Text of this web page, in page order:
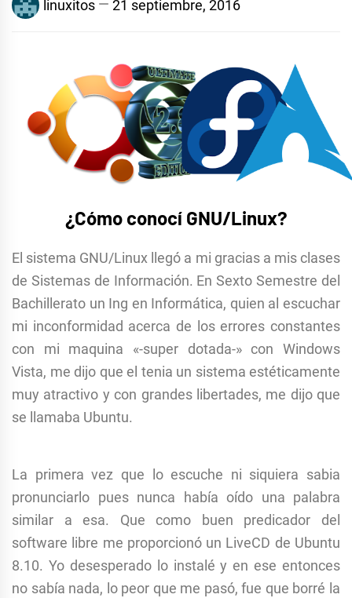
linuxitos 21 septiembre, 2016
¿Cómo conocí GNU/Linux?
El sistema GNU/Linux llegó a mi gracias a mis clases
de Sistemas de Información. En Sexto Semestre del
Bachillerato un Ing en Informática, quien al escuchar
mi inconformidad acerca de los errores constantes
con mi maquina «-super dotada-» con Windows
Vista, me dijo que el tenia un sistema estéticamente
muy atractivo y con grandes libertades, me dijo que
se llamaba Ubuntu.
La primera vez que lo escuche ni siquiera sabia
pronunciarlo pues nunca había oído una palabra
similar a esa. Que como buen predicador del
software libre me proporcionó un LiveCD de Ubuntu
8.10. Yo desesperado lo instalé y en ese entonces
no sabía nada, lo peor que me pasó, fue que borré la